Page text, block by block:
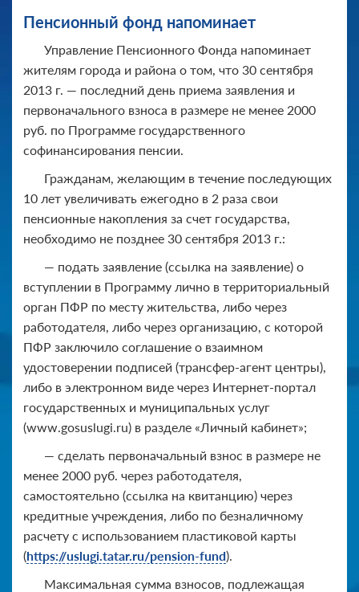
Пенсионный фонд напоминает
Управление Пенсионного Фонда напоминает
жителям города и района о том, что 30 сентября
2013 г. — последний день приема заявления и
первоначального взноса в размере не менее 2000
руб. по Программе государственного
софинансирования пенсии.
Гражданам, желающим в течение последующих
10 лет увеличивать ежегодно в 2 раза свои
пенсионные накопления за счет государства,
необходимо не позднее 30 сентября 2013 г.:
— подать заявление (ссылка на заявление) о
вступлении в Программу лично в территориальный
орган ПФР по месту жительства, либо через
работодателя, либо через организацию, с которой
ПФР заключило соглашение о взаимном
удостоверении подписей (трансфер-агент центры),
либо в электронном виде через Интернет-портал
государственных и муниципальных услуг
(www.gosuslugi.ru) в разделе «Личный кабинет»;
— сделать первоначальный взнос в размере не
менее 2000 руб. через работодателя,
самостоятельно (ссылка на квитанцию) через
кредитные учреждения, либо по безналичному
расчету с использованием пластиковой карты
(https://uslugi.tatar.ru/pension-fund).
Максимальная сумма взносов, подлежащая